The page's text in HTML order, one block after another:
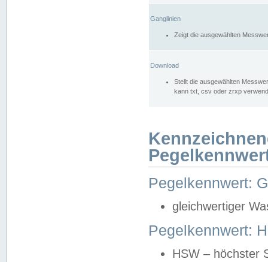
Ganglinien
Zeigt die ausgewählten
Download
Stellt die ausgewählten
kann txt, csv oder zrxp
Pegelkennwert:
gleichwertiger
Pegelkennwert:
HSW – höchster